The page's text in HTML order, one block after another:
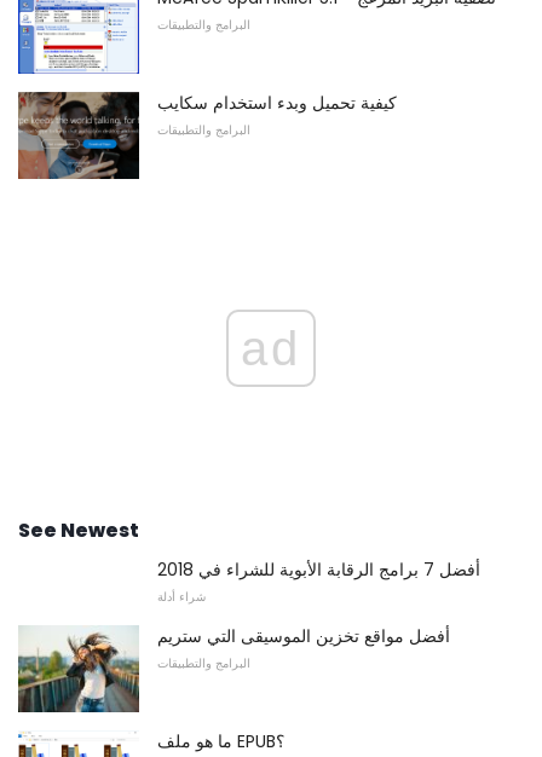
البرامج والتطبيقات
كيفية تحميل وبدء استخدام سكايب
البرامج والتطبيقات
ad
See Newest
أفضل 7 برامج الرقابة الأبوية للشراء في 2018
شراء أدلة
أفضل مواقع تخزين الموسيقى التي ستريم
البرامج والتطبيقات
ما هو ملف EPUB؟